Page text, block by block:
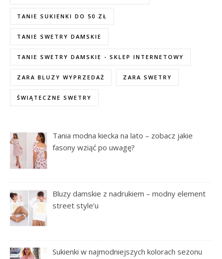
TANIE SUKIENKI DO 50 ZŁ
TANIE SWETRY DAMSKIE
TANIE SWETRY DAMSKIE - SKLEP INTERNETOWY
ZARA BLUZY WYPRZEDAŻ ZARA SWETRY
ŚWIĄTECZNE SWETRY
Tania modna kiecka na lato – zobacz jakie
fasony wziąć po uwagę?
Bluzy damskie z nadrukiem – modny element
street style’u
Sukienki w najmodniejszych kolorach sezonu